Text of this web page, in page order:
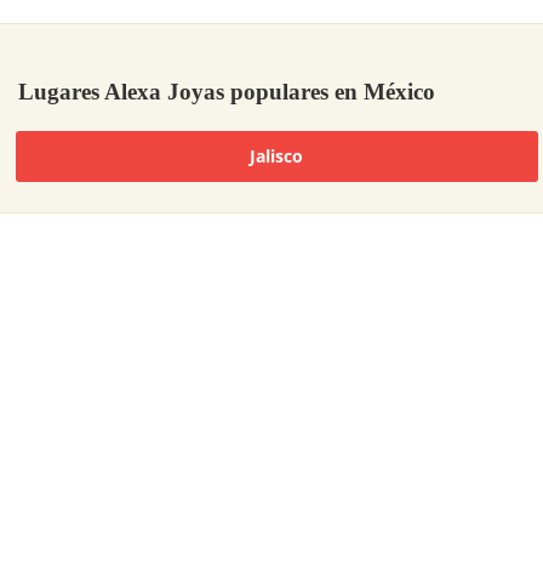
Lugares Alexa Joyas populares en México
Jalisco